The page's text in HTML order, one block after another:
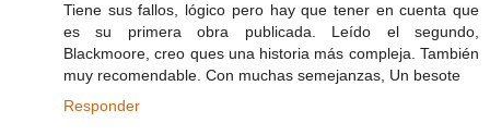
Tiene sus fallos, lógico pero hay que tener en cuenta que
es su primera obra publicada. Leído el segundo,
Blackmoore, creo ques una historia más compleja. También
muy recomendable. Con muchas semejanzas, Un besote
Responder